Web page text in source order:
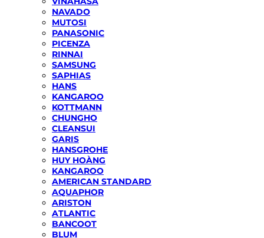
NAVADO
MUTOSI
PANASONIC
PICENZA
RINNAI
SAMSUNG
SAPHIAS
HANS
KANGAROO
KOTTMANN
CHUNGHO
CLEANSUI
GARIS
HANSGROHE
HUY HOÀNG
KANGAROO
AMERICAN STANDARD
AQUAPHOR
ARISTON
ATLANTIC
BANCOOT
BLUM